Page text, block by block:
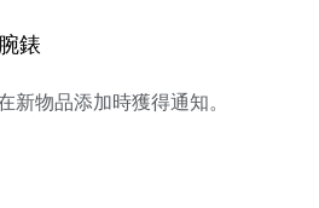
錶
新物品添加時獲得通知。